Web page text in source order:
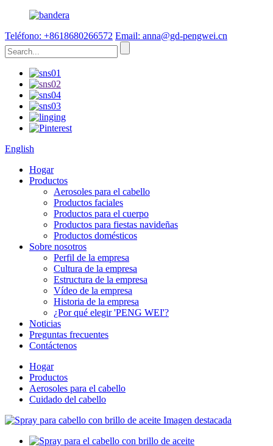
Teléfono: +8618680266572 Email: anna@gd-pengwei.cn
English
Hogar
Productos
Aerosoles para el cabello
Productos faciales
Productos para el cuerpo
Productos para fiestas navideñas
Productos domésticos
Sobre nosotros
Perfil de la empresa
Cultura de la empresa
Estructura de la empresa
Vídeo de la empresa
Historia de la empresa
¿Por qué elegir 'PENG WEI'?
Noticias
Preguntas frecuentes
Contáctenos
Hogar
Productos
Aerosoles para el cabello
Cuidado del cabello